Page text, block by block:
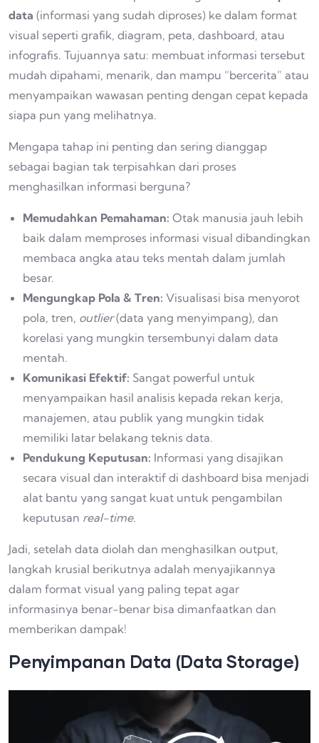
data (informasi yang sudah diproses) ke dalam format
visual seperti grafik, diagram, peta, dashboard, atau
infografis. Tujuannya satu: membuat informasi tersebut
mudah dipahami, menarik, dan mampu “bercerita” atau
menyampaikan wawasan penting dengan cepat kepada
siapa pun yang melihatnya.
Mengapa tahap ini penting dan sering dianggap
sebagai bagian tak terpisahkan dari proses
menghasilkan informasi berguna?
Memudahkan Pemahaman: Otak manusia jauh lebih
baik dalam memproses informasi visual dibandingkan
membaca angka atau teks mentah dalam jumlah
besar.
Mengungkap Pola & Tren: Visualisasi bisa menyorot
pola, tren, outlier(data yang menyimpang), dan
korelasi yang mungkin tersembunyi dalam data
mentah.
Komunikasi Efektif: Sangat powerful untuk
menyampaikan hasil analisis kepada rekan kerja,
manajemen, atau publik yang mungkin tidak
memiliki latar belakang teknis data.
Pendukung Keputusan: Informasi yang disajikan
secara visual dan interaktif di dashboard bisa menjadi
alat bantu yang sangat kuat untuk pengambilan
keputusan real-time.
Jadi, setelah data diolah dan menghasilkan output,
langkah krusial berikutnya adalah menyajikannya
dalam format visual yang paling tepat agar
informasinya benar-benar bisa dimanfaatkan dan
memberikan dampak!
Penyimpanan Data (Data Storage)